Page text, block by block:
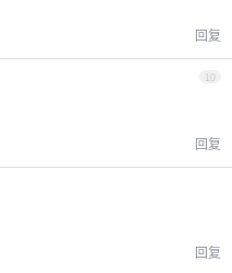
回复
10
回复
回复